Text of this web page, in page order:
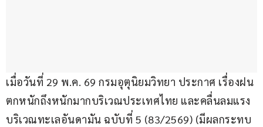
เมื่อวันที่ 29 พ.ค. 69 กรมอุตุนิยมวิทยา ประกาศ เรื่องฝน
ตกหนักถึงหนักมากบริเวณประเทศไทย และคลื่นลมแรง
บริเวณทะเลอันดามัน ฉบับที่ 5 (83/2569) (มีผลกระทบ